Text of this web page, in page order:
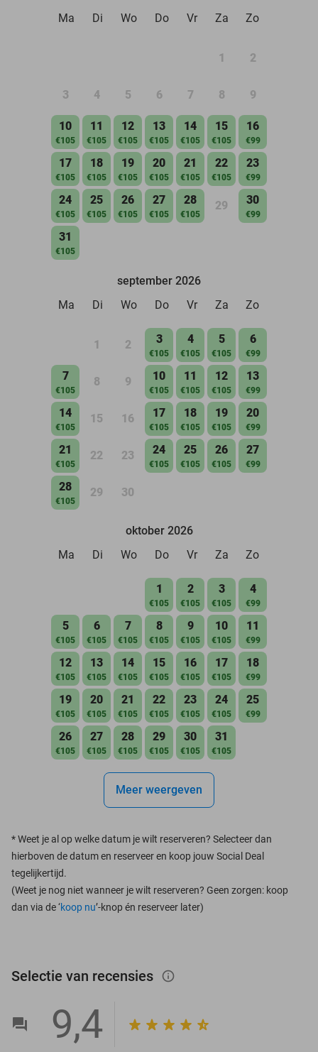
Ma
Di Wo Do Vr Za Zo
1 2
3 4 5 6 7 8 9
10
€105
11
€105
12
€105
13
€105
14
€105
15
€105
16
€99
17
€105
18
€105
19
€105
20
€105
21
€105
22
€105
23
€99
24
€105
25
€105
26
€105
27
€105
28
€105
29 30
€99
31
€105
september 2026
Ma
Di Wo Do Vr Za Zo
1 2 3
€105
4
€105
5
€105
6
€99
7
€105
8 9 10
€105
11
€105
12
€105
13
€99
14
€105
15 16 17
€105
18
€105
19
€105
20
€99
21
€105
22 23 24
€105
25
€105
26
€105
27
€99
28
€105
29 30
oktober 2026
Ma
Di Wo Do Vr Za Zo
1
€105
2
€105
3
€105
4
€99
5
€105
6
€105
7
€105
8
€105
9
€105
10
€105
11
€99
12
€105
13
€105
14
€105
15
€105
16
€105
17
€105
18
€99
19
€105
20
€105
21
€105
22
€105
23
€105
24
€105
25
€99
26
€105
27
€105
28
€105
29
€105
30
€105
31
€105
Meer weergeven
*Weet je al op welke datum je wilt reserveren? Selecteer dan
hierboven de datum en reserveer en koop jouw Social Deal
tegelijkertijd.
(Weet je nog niet wanneer je wilt reserveren? Geen zorgen: koop
dan via de ‘koop nu’-knop én reserveer later)
Selectie van recensies info_outlined
9,4